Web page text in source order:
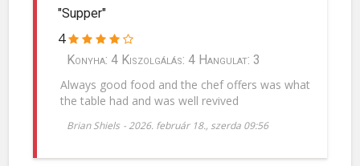
"Supper"
4
Konyha: 4 Kiszolgálás: 4 Hangulat: 3
Always good food and the chef offers was what
the table had and was well revived
Brian Shiels -2026. február 18., szerda 09:56